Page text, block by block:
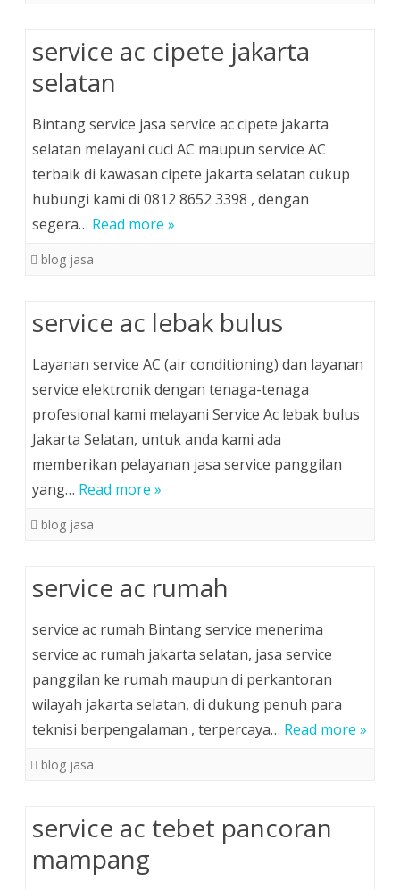
service ac cipete jakarta
selatan
Bintang service jasa service ac cipete jakarta
selatan melayani cuci AC maupun service AC
terbaik di kawasan cipete jakarta selatan cukup
hubungi kami di 0812 8652 3398 , dengan
segera… Read more »
blog jasa
service ac lebak bulus
Layanan service AC (air conditioning) dan layanan
service elektronik dengan tenaga-tenaga
profesional kami melayani Service Ac lebak bulus
Jakarta Selatan, untuk anda kami ada
memberikan pelayanan jasa service panggilan
yang… Read more »
blog jasa
service ac rumah
service ac rumah Bintang service menerima
service ac rumah jakarta selatan, jasa service
panggilan ke rumah maupun di perkantoran
wilayah jakarta selatan, di dukung penuh para
teknisi berpengalaman , terpercaya… Read more »
blog jasa
service ac tebet pancoran
mampang